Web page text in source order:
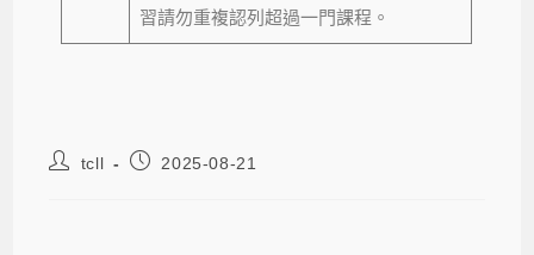
習請勿重複認列超過一門課程。
tcll 2025-08-21